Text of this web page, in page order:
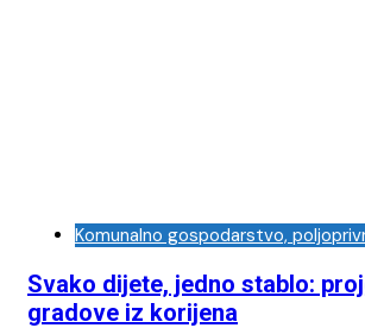
Komunalno gospodarstvo,
Svako dijete, jedno stablo:
gradove iz korijena